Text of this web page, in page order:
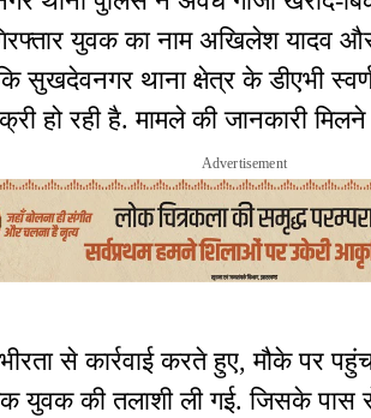
युवक का नाम अखिलेश यादव
कि सुखदेवनगर थाना क्षेत्र के डीएभी
हो रही है. मामले की जानकारी
Advertisement
से कार्रवाई करते हुए, मौके पर
युवक की तलाशी ली गई. जिसके पास